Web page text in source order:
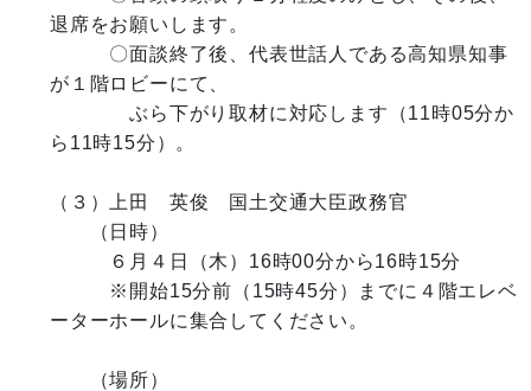
退席をお願いします。
〇面談終了後、代表世話人である高知県知事
が１階ロビーにて、
ぶら下がり取材に対応します（11時05分か
ら11時15分）。
（３）上田　英俊　国土交通大臣政務官
（日時）
６月４日（木）16時00分から16時15分
※開始15分前（15時45分）までに４階エレベ
ーターホールに集合してください。
（場所）